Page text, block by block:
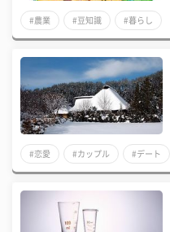
#農業 #豆知識 #暮らし
#恋愛 #カップル #デート